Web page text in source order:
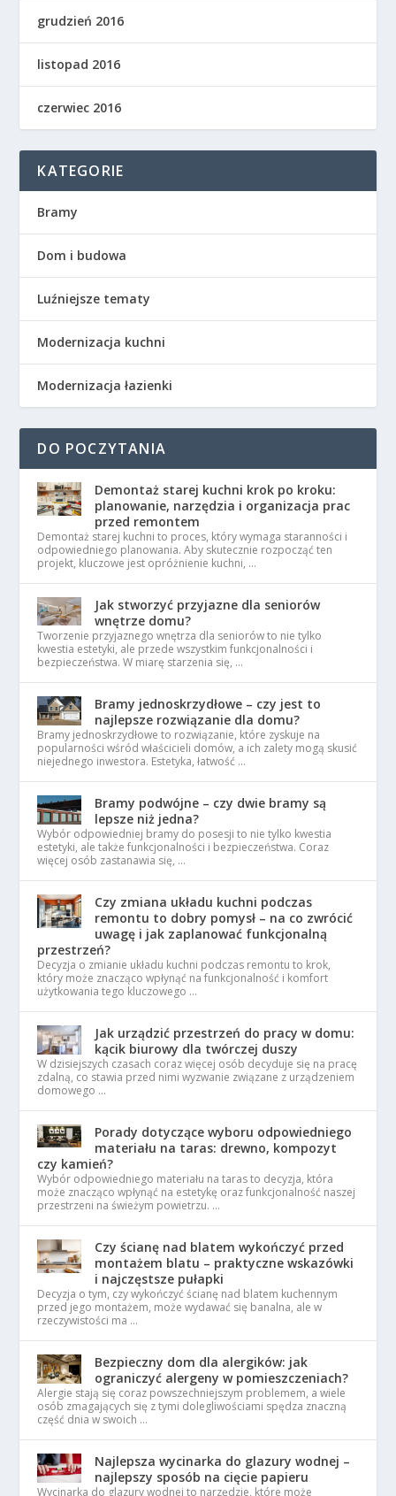
grudzień 2016
listopad 2016
czerwiec 2016
KATEGORIE
Bramy
Dom i budowa
Luźniejsze tematy
Modernizacja kuchni
Modernizacja łazienki
DO POCZYTANIA
Demontaż starej kuchni krok po kroku:
planowanie, narzędzia i organizacja prac
przed remontem
Demontaż starej kuchni to proces, który wymaga staranności i
odpowiedniego planowania. Aby skutecznie rozpocząć ten
projekt, kluczowe jest opróżnienie kuchni, …
Jak stworzyć przyjazne dla seniorów
wnętrze domu?
Tworzenie przyjaznego wnętrza dla seniorów to nie tylko
kwestia estetyki, ale przede wszystkim funkcjonalności i
bezpieczeństwa. W miarę starzenia się, …
Bramy jednoskrzydłowe – czy jest to
najlepsze rozwiązanie dla domu?
Bramy jednoskrzydłowe to rozwiązanie, które zyskuje na
popularności wśród właścicieli domów, a ich zalety mogą skusić
niejednego inwestora. Estetyka, łatwość …
Bramy podwójne – czy dwie bramy są
lepsze niż jedna?
Wybór odpowiedniej bramy do posesji to nie tylko kwestia
estetyki, ale także funkcjonalności i bezpieczeństwa. Coraz
więcej osób zastanawia się, …
Czy zmiana układu kuchni podczas
remontu to dobry pomysł – na co zwrócić
uwagę i jak zaplanować funkcjonalną
przestrzeń?
Decyzja o zmianie układu kuchni podczas remontu to krok,
który może znacząco wpłynąć na funkcjonalność i komfort
użytkowania tego kluczowego …
Jak urządzić przestrzeń do pracy w domu:
kącik biurowy dla twórczej duszy
W dzisiejszych czasach coraz więcej osób decyduje się na pracę
zdalną, co stawia przed nimi wyzwanie związane z urządzeniem
domowego …
Porady dotyczące wyboru odpowiedniego
materiału na taras: drewno, kompozyt
czy kamień?
Wybór odpowiedniego materiału na taras to decyzja, która
może znacząco wpłynąć na estetykę oraz funkcjonalność naszej
przestrzeni na świeżym powietrzu. …
Czy ścianę nad blatem wykończyć przed
montażem blatu – praktyczne wskazówki
i najczęstsze pułapki
Decyzja o tym, czy wykończyć ścianę nad blatem kuchennym
przed jego montażem, może wydawać się banalna, ale w
rzeczywistości ma …
Bezpieczny dom dla alergików: jak
ograniczyć alergeny w pomieszczeniach?
Alergie stają się coraz powszechniejszym problemem, a wiele
osób zmagających się z tymi dolegliwościami spędza znaczną
część dnia w swoich …
Najlepsza wycinarka do glazury wodnej –
najlepszy sposób na cięcie papieru
Wycinarka do glazury wodnej to narzędzie, które może